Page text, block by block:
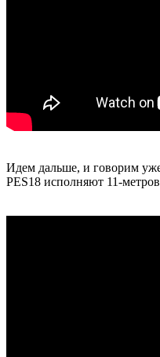
Идем дальше, и говорим
PES18 исполняют 11-